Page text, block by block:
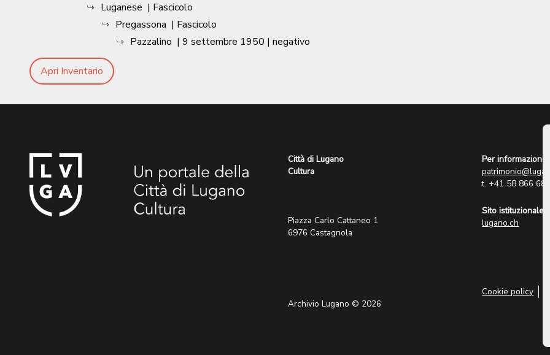
Luganese | Fascicolo
Pregassona | Fascicolo
Pazzalino | 9 settembre 1950 | negativo
Apri Inventario
Città di Lugano
Cultura
Piazza Carlo Cattaneo 1
6976 Castagnola
Archivio Lugano © 2026
Per informazioni:
t. +41 58 866 68
Sito istituzionale:
lugano.ch
Cookie policy